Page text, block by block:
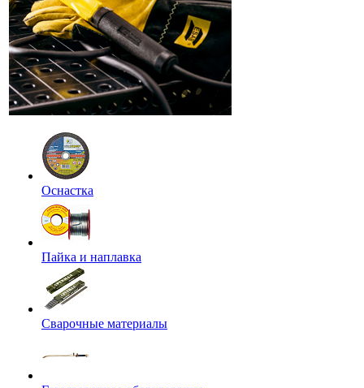
Оснастка
Пайка и наплавка
Сварочные материалы